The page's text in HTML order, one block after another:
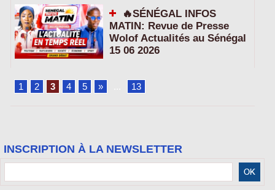
🔥SÉNÉGAL INFOS
MATIN: Revue de Presse
Wolof Actualités au Sénégal
15 06 2026
1 2 3 4 5 » 13
INSCRIPTION À LA NEWSLETTER